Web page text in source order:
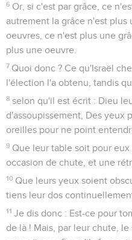
6 Or, si c'est par grâce, ce
autrement la grâce n'est plus
oeuvres, ce n'est plus une
plus une oeuvre.
7 Quoi donc ? Ce qu'Israël
l'élection l'a obtenu, tandis
8 selon qu'il est écrit : Dieu
d'assoupissement, Des yeux
oreilles pour ne point
9 Que leur table soit pour
occasion de chute, et une
10 Que leurs yeux soient
tiens leur dos
11 Je dis donc : Est-ce pour
de là ! Mais, par leur chute,